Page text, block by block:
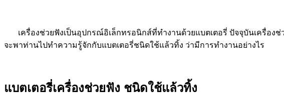
เครื่องช่วยฟังเป็นอุปกรณ์อิเล็กทรอนิกส์ที่ทำงานด้วยแบตเตอรี่ ปัจจุบันเครื่อ
จะพาท่านไปทำความรู้จักกับแบตเตอรี่ชนิดใช้แล้วทิ้ง ว่ามีการทำงานอย่างไร
แบตเตอรี่เครื่องช่วยฟัง ชนิดใช้แล้วทิ้ง